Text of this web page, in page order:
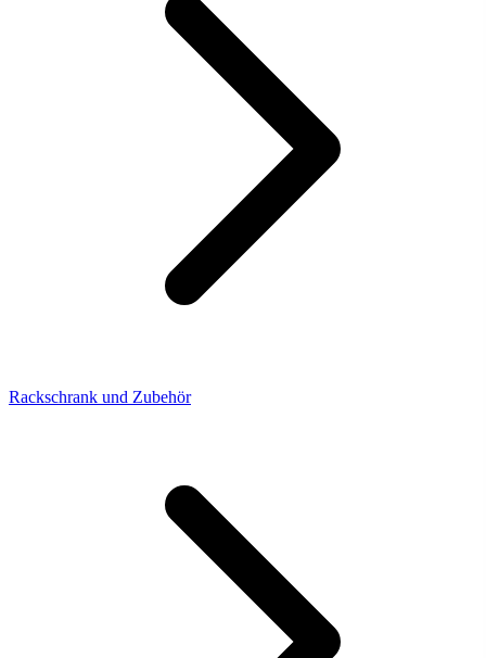
Rackschrank und Zubehör